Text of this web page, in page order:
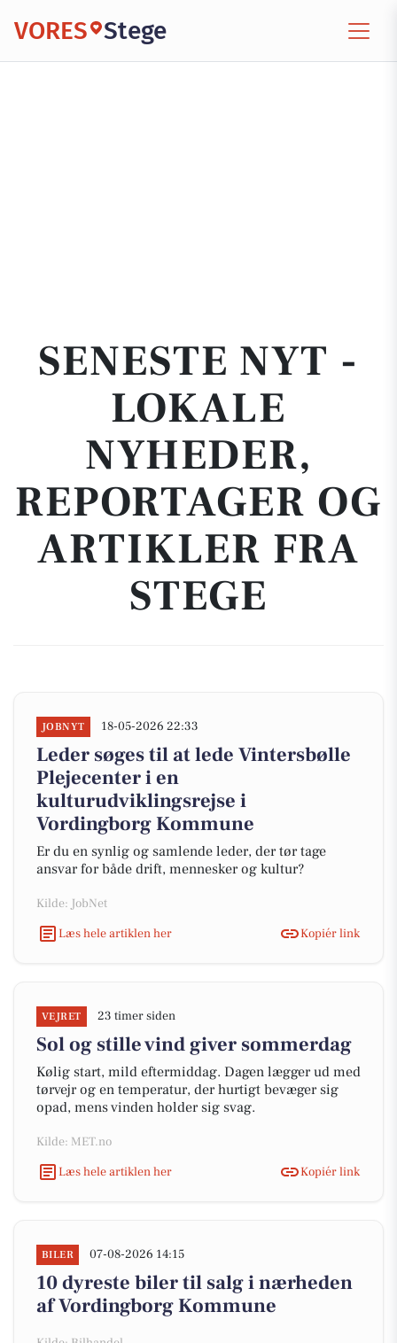
VORES Stege
SENESTE NYT -
LOKALE
NYHEDER,
REPORTAGER OG
ARTIKLER FRA
STEGE
JOBNYT 18-05-2026 22:33
Leder søges til at lede Vintersbølle
Plejecenter i en
kulturudviklingsrejse i
Vordingborg Kommune
Er du en synlig og samlende leder, der tør tage
ansvar for både drift, mennesker og kultur?
Kilde: JobNet
Læs hele artiklen her
Kopiér link
VEJRET 23 timer siden
Sol og stille vind giver sommerdag
Kølig start, mild eftermiddag. Dagen lægger ud med
tørvejr og en temperatur, der hurtigt bevæger sig
opad, mens vinden holder sig svag.
Kilde: MET.no
Læs hele artiklen her
Kopiér link
BILER 07-08-2026 14:15
10 dyreste biler til salg i nærheden
af Vordingborg Kommune